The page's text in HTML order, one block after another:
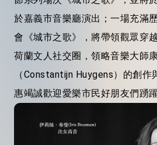
於嘉義市音樂廳演出；一場充滿
會《城市之歌》，將帶領觀眾穿
荷蘭文人社交圈，領略音樂大師
（Constantijn Huygens）的創作
惠竭誠歡迎愛樂市民好朋友們踴